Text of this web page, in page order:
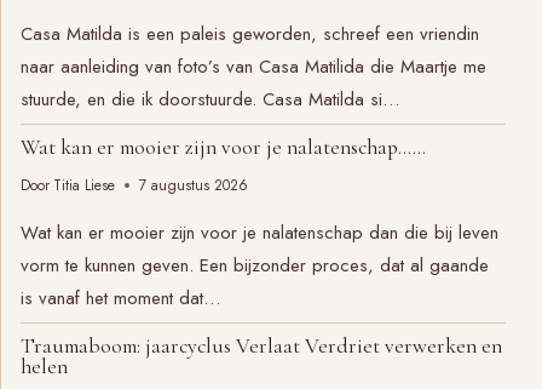
Casa Matilda is een paleis geworden, schreef een vriendin
naar aanleiding van foto’s van Casa Matilida die Maartje me
stuurde, en die ik doorstuurde. Casa Matilda si…
Wat kan er mooier zijn voor je nalatenschap……
Door Titia Liese 7 augustus 2026
Wat kan er mooier zijn voor je nalatenschap dan die bij leven
vorm te kunnen geven. Een bijzonder proces, dat al gaande
is vanaf het moment dat…
Traumaboom: jaarcyclus Verlaat Verdriet verwerken en
helen